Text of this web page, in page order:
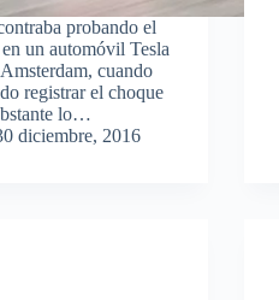
probando el
un automóvil Tesla
cuando
registrar el choque
lo…
diciembre, 2016